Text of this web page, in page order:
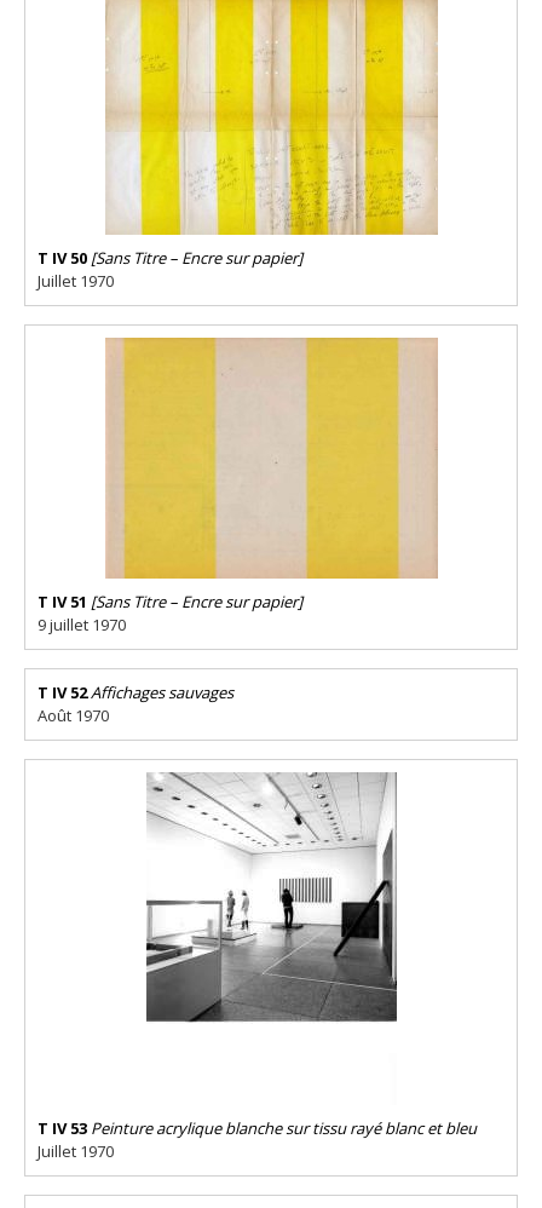
T IV 50 [Sans Titre – Encre sur papier]
Juillet 1970
T IV 51 [Sans Titre – Encre sur papier]
9 juillet 1970
T IV 52Affichages sauvages
Août 1970
T IV 53 Peinture acrylique blanche sur tissu rayé blanc et bleu
Juillet 1970